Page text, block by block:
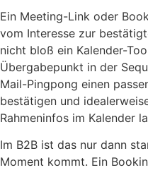
Ein Meeting-Link oder
vom Interesse zur
nicht bloß ein Kalender-
Übergabepunkt in der
Mail-Pingpong einen
bestätigen und
Rahmeninfos im Kalender
Im B2B ist das nur dann
Moment kommt. Ein